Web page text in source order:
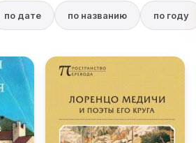
по дате по названию по году